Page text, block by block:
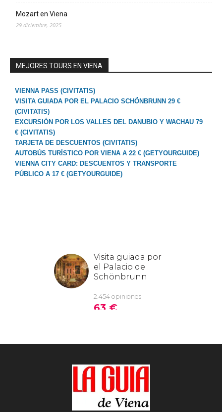
Mozart en Viena
29 diciembre, 2025
MEJORES TOURS EN VIENA
VIENNA PASS (CIVITATIS)
VISITA GUIADA POR EL PALACIO SCHÖNBRUNN 29 €
(CIVITATIS)
EXCURSIÓN POR LOS VALLES DEL DANUBIO Y WACHAU 79
€ (CIVITATIS)
TARJETA DE DESCUENTOS (CIVITATIS)
AUTOBÚS TURÍSTICO POR VIENA A 22 € (GETYOURGUIDE)
VIENNA CITY CARD: DESCUENTOS Y TRANSPORTE
PÚBLICO A 17 € (GETYOURGUIDE)